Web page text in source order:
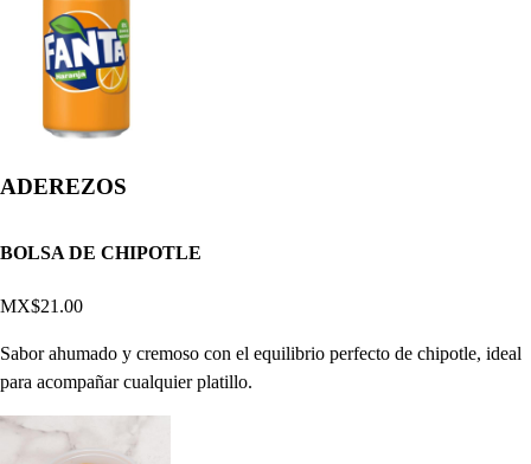
ADEREZOS
BOLSA DE CHIPOTLE
MX$21.00
Sabor ahumado y cremoso con el equilibrio perfecto de chipotle, ideal
para acompañar cualquier platillo.